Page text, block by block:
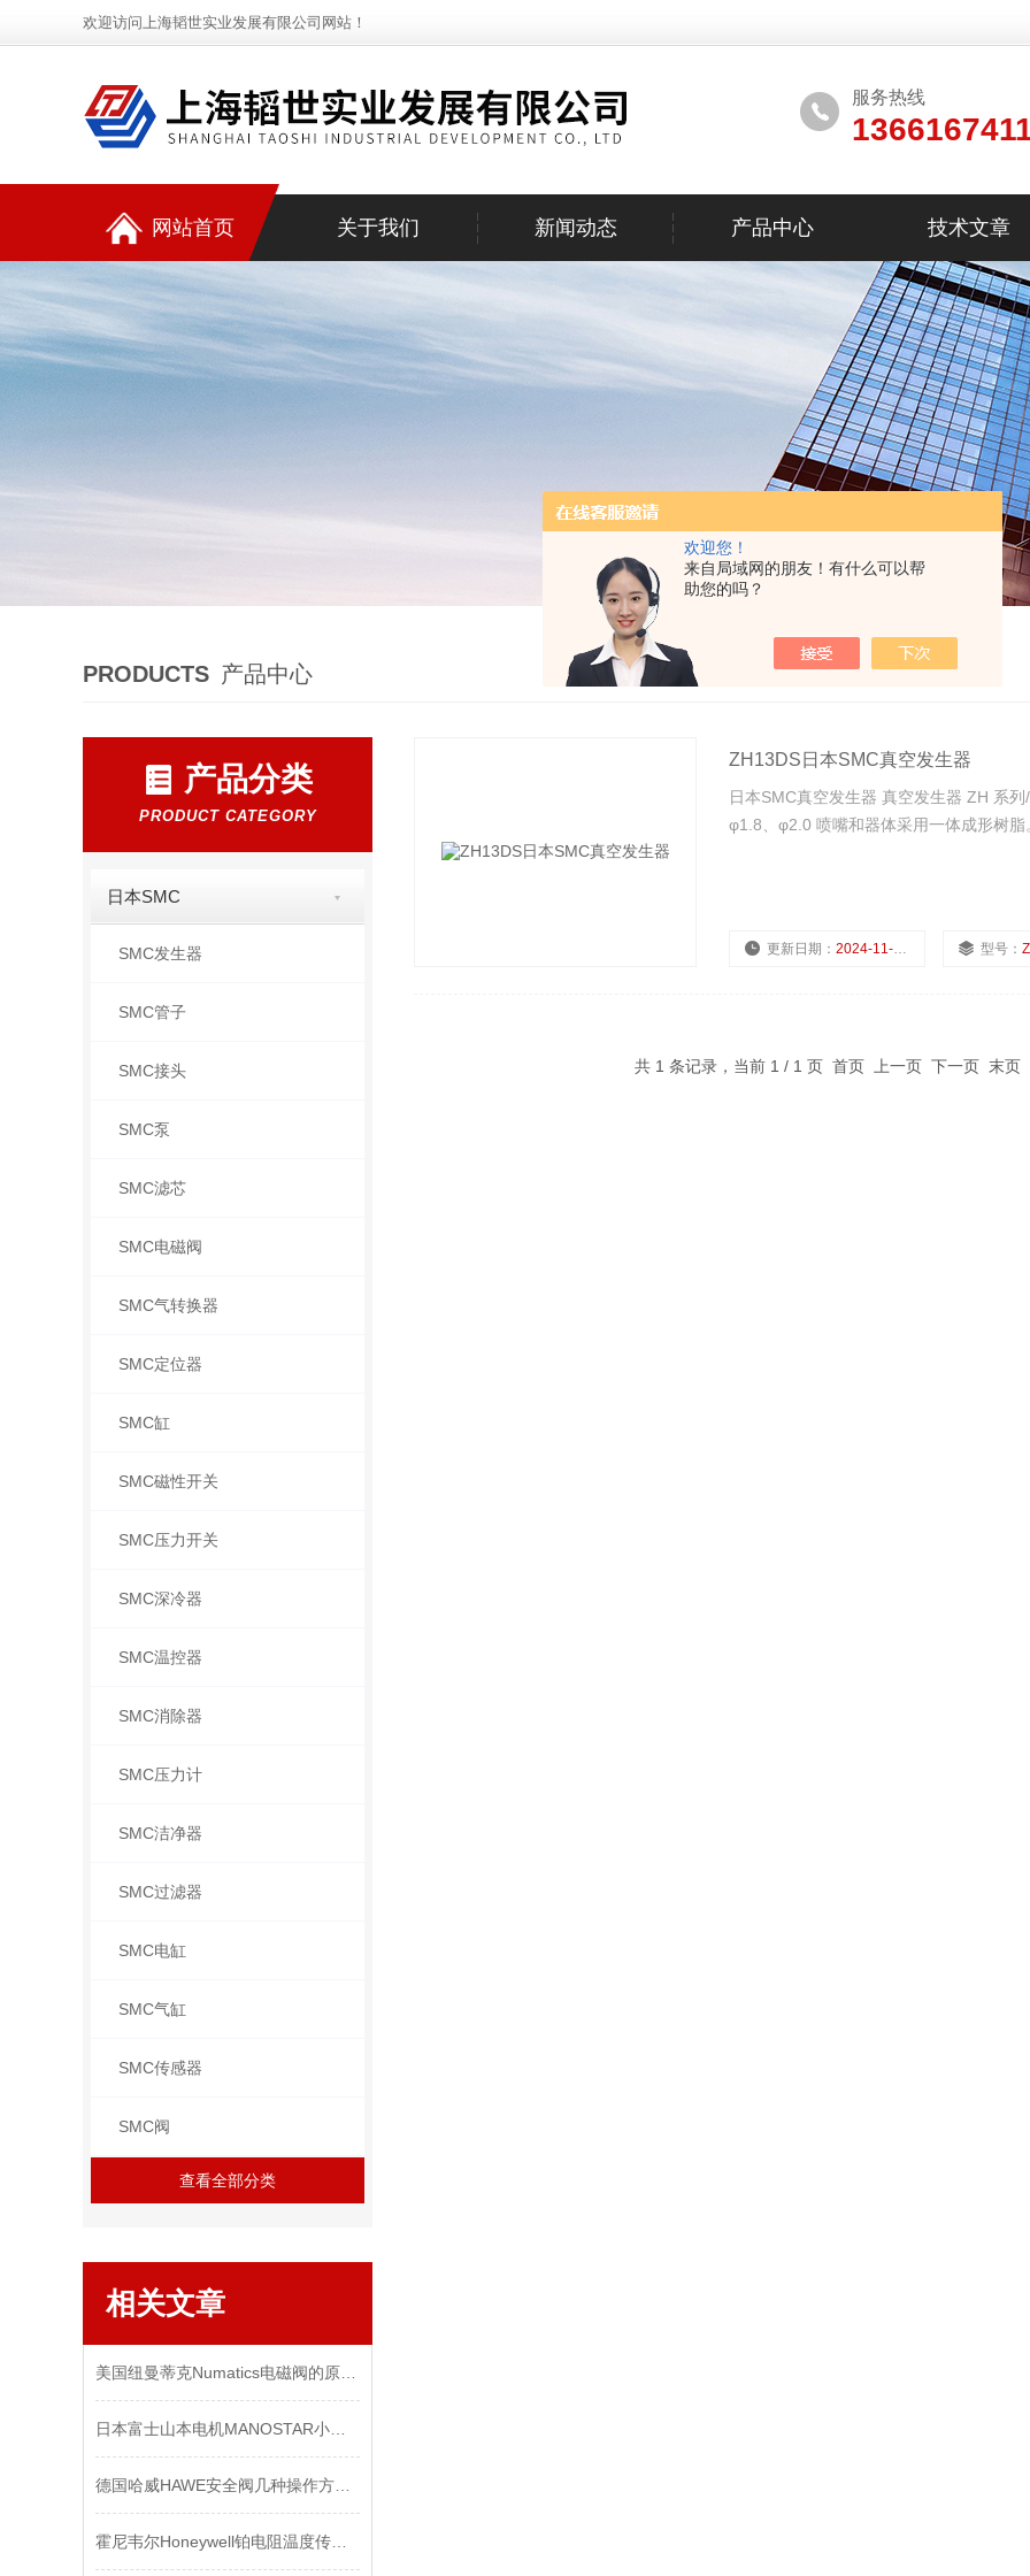
欢迎您！
来自局域网的朋友！有什么可以帮
助您的吗？
欢迎访问上海韬世实业发展有限公司网站！
服务热线
网站首页 关于我们 新闻动态 产品中心 技术文章
PRODUCTS 产品中心
产品分类
PRODUCT CATEGORY
日本SMC
SMC发生器
SMC管子
SMC接头
SMC泵
SMC滤芯
SMC电磁阀
SMC气转换器
SMC定位器
SMC缸
SMC磁性开关
SMC压力开关
SMC深冷器
SMC温控器
SMC消除器
SMC压力计
SMC洁净器
SMC过滤器
SMC电缸
SMC气缸
SMC传感器
SMC阀
查看全部分类
相关文章
ZH13DS日本SMC真空发生器
日本SMC真空发生器 真空发生器 ZH 系
φ1.8、φ2.0 喷嘴和器体采用一体成形树脂
更新日期： 2024-11-23 型号：
共 1 条记录，当前 1 / 1 页 首页 上一页 下一页 末页